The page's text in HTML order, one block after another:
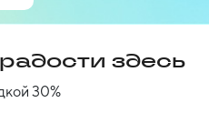
здесь
30%